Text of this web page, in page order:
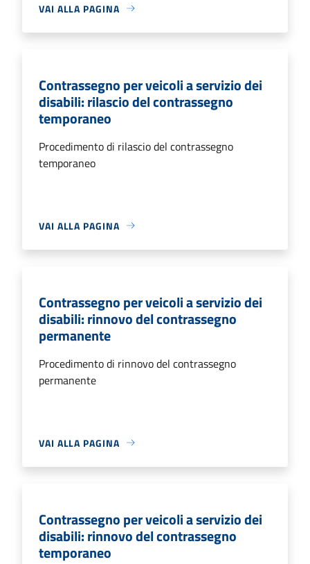
VAI ALLA PAGINA
Contrassegno per veicoli a servizio dei
disabili: rilascio del contrassegno
temporaneo
Procedimento di rilascio del contrassegno
temporaneo
VAI ALLA PAGINA
Contrassegno per veicoli a servizio dei
disabili: rinnovo del contrassegno
permanente
Procedimento di rinnovo del contrassegno
permanente
VAI ALLA PAGINA
Contrassegno per veicoli a servizio dei
disabili: rinnovo del contrassegno
temporaneo